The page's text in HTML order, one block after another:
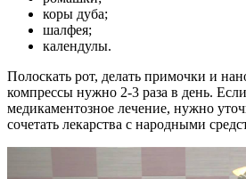
коры дуба;
шалфея;
календулы.
Полоскать рот, делать примочки и
компрессы нужно 2-3 раза в день.
медикаментозное лечение, нужно
сочетать лекарства с народными